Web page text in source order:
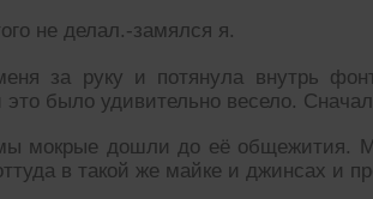
не делал.-замялся я.
за руку и потянула внутрь
это было удивительно весело.
мокрые дошли до её общежития.
в такой же майке и джинсах и